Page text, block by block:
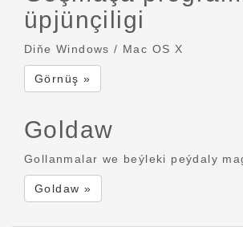
üpjünçiligi
Diňe Windows / Mac OS X
Görnüş »
Goldaw
Gollanmalar we beýleki peýdaly
Goldaw »